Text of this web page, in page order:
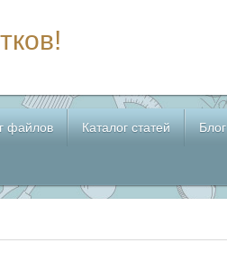
файлов Каталог статей Блог